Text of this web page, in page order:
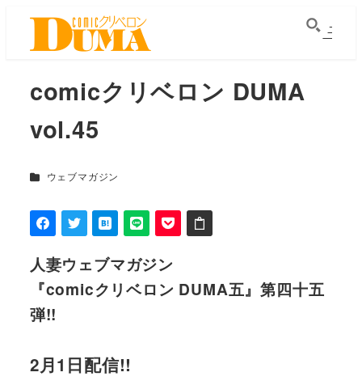
comicクリベロン DUMA
vol.45
カテゴリー
ウェブマガジン
人妻ウェブマガジン
『comicクリベロン DUMA五』第四十五
弾!!
2月1日配信!!